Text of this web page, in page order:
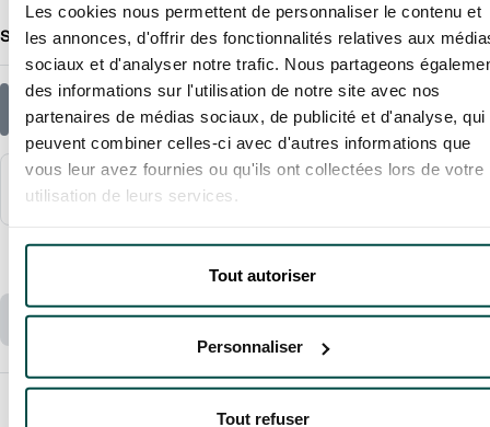
Les cookies nous permettent de personnaliser le contenu et
les annonces, d'offrir des fonctionnalités relatives aux
sociaux et d'analyser notre trafic. Nous partageons
des informations sur l'utilisation de notre site avec nos
partenaires de médias sociaux, de publicité et d'analyse, qui
peuvent combiner celles-ci avec d'autres informations que
vous leur avez fournies ou qu'ils ont collectées lors de votre
utilisation de leurs services.
Tout autoriser
Personnaliser
Tout refuser
Sélectionnez une quantité (10 billets max.)
BRASSERIE
PARISLONGCHAMP
239 €
HOSPITALITE WEB
Ajouter mes places au panier